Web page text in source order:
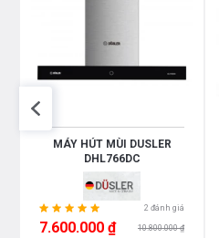
TÍNH NĂNG NỔI
MÁY HÚT MÙI DUSLER
DHL766DC
2 đánh giá
7.600.000 ₫ 10.800.000 ₫